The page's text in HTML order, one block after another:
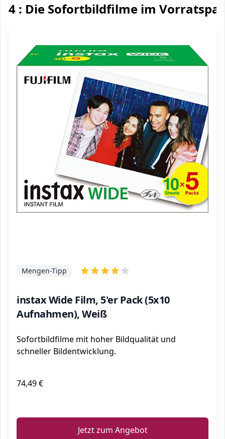
4 : Die Sofortbildfilme im
instax Wide Film, 5'er Pack (5x10
Aufnahmen), Weiß
Mengen-Tipp
Sofortbildfilme mit hoher Bildqualität und
schneller Bildentwicklung.
74,49 €
Jetzt zum Angebot